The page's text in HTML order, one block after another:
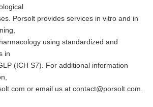
Porsolt provides services in vitro and in
using standardized and
in
(ICH S7). For additional information
or email us at contact@porsolt.com.